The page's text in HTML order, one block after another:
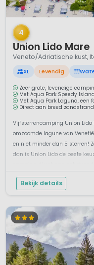
1 / 12
4
Union Lido Mare
Veneto/Adriatische kust,
XL Levendig
Zeer grote, levendige
Met Aqua Park Speedy
Met Aqua Park Laguna,
Direct aan breed zandstrand
Vijfsterrencamping Union
omzoomde lagune van
en niet minder dan 5 sterren!
dan is Union Lido de beste
Bekijk details